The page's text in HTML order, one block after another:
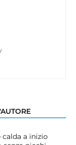
calda a inizio